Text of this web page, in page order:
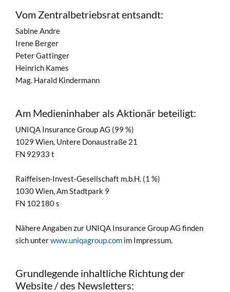
Vom Zentralbetriebsrat entsandt:
Sabine Andre
Irene Berger
Peter Gattinger
Heinrich Kames
Mag. Harald Kindermann
Am Medieninhaber als Aktionär beteiligt:
UNIQA Insurance Group AG (99 %)
1029 Wien, Untere Donaustraße 21
FN 92933 t
Raiffeisen-Invest-Gesellschaft m.b.H. (1 %)
1030 Wien, Am Stadtpark 9
FN 102180 s
Nähere Angaben zur UNIQA Insurance Group AG finden
sich unterwww.uniqagroup.com im Impressum.
Grundlegende inhaltliche Richtung der
Website / des Newsletters: